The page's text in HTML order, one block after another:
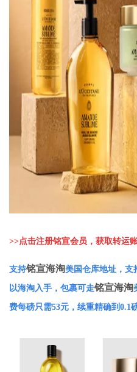
>>点击注册铭宣会员，获取转运
支持铭宣海淘美国仓库地址，支
以海淘入手，包裹可走铭宣海淘
费每磅只需53元，续重精确到0.1